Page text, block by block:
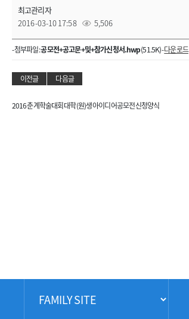
최고관리자
2016-03-10 17:58
5,506
- 첨부파일 :공모전+공고문+및+참가신청서.hwp(51.5K) -다운로드
이전글 다음글
2016 춘계학술대회 대학(원)생 아이디어공모전 신청양식